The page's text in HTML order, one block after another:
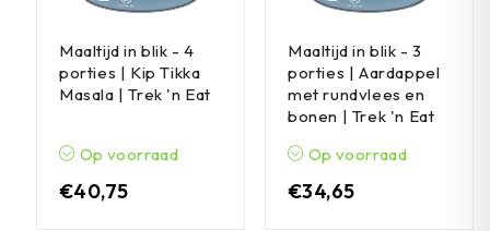
Maaltijd in blik - 4
porties | Kip Tikka
Masala | Trek 'n Eat
Op voorraad
€40,75
Maaltijd in blik - 3
porties | Aardappel
met rundvlees en
bonen | Trek 'n Eat
Op voorraad
€34,65